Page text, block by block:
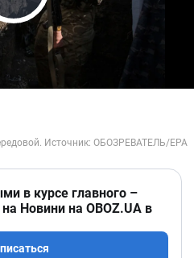
Video
в курсе главного –
Новини на OBOZ.UA в